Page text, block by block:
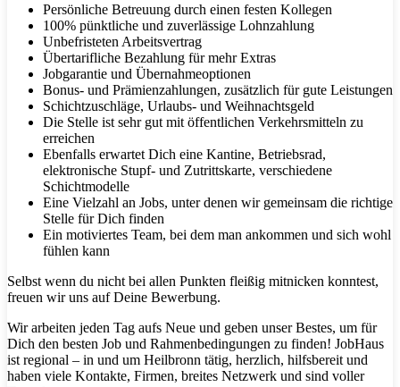
Persönliche Betreuung durch einen festen Kollegen
100% pünktliche und zuverlässige Lohnzahlung
Unbefristeten Arbeitsvertrag
Übertarifliche Bezahlung für mehr Extras
Jobgarantie und Übernahmeoptionen
Bonus- und Prämienzahlungen, zusätzlich für gute Leistungen
Schichtzuschläge, Urlaubs- und Weihnachtsgeld
Die Stelle ist sehr gut mit öffentlichen Verkehrsmitteln zu
erreichen
Ebenfalls erwartet Dich eine Kantine, Betriebsrad,
elektronische Stupf- und Zutrittskarte, verschiedene
Schichtmodelle
Eine Vielzahl an Jobs, unter denen wir gemeinsam die richtige
Stelle für Dich finden
Ein motiviertes Team, bei dem man ankommen und sich wohl
fühlen kann
Selbst wenn du nicht bei allen Punkten fleißig mitnicken konntest,
freuen wir uns auf Deine Bewerbung.
Wir arbeiten jeden Tag aufs Neue und geben unser Bestes, um für
Dich den besten Job und Rahmenbedingungen zu finden! JobHaus
ist regional – in und um Heilbronn tätig, herzlich, hilfsbereit und
haben viele Kontakte, Firmen, breites Netzwerk und sind voller